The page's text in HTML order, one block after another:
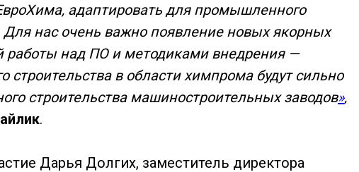
адаптировать для промышленного
Для нас очень важно появление новых якорных
работы над ПО и методиками внедрения —
в области химпрома будут сильно
строительства машиностроительных заводов»,
.
Дарья Долгих, заместитель директора